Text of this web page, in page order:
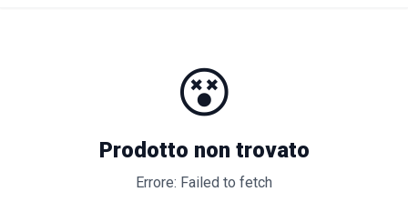
😵
Prodotto non trovato
Errore: Failed to fetch